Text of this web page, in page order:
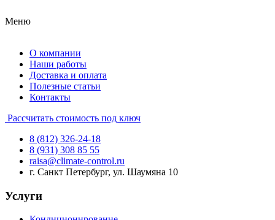
Меню
О компании
Наши работы
Доставка и оплата
Полезные статьи
Контакты
Рассчитать стоимость под ключ
8 (812) 326-24-18
8 (931) 308 85 55
raisa@climate-control.ru
г. Санкт Петербург, ул. Шаумяна 10
Услуги